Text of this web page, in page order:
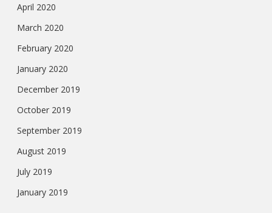
April 2020
March 2020
February 2020
January 2020
December 2019
October 2019
September 2019
August 2019
July 2019
January 2019